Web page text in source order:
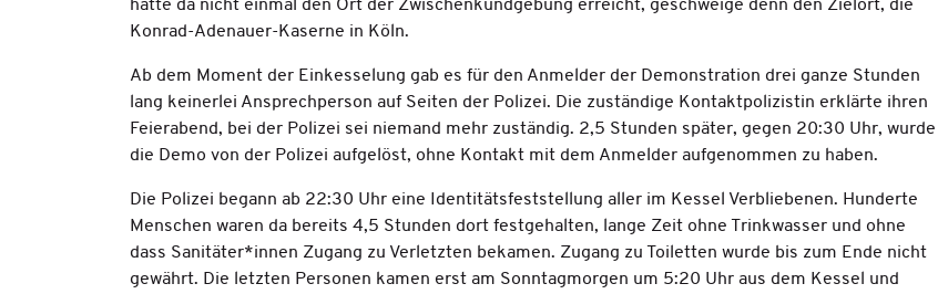
hatte da nicht einmal den Ort der Zwischenkundgebung erreicht, geschweige denn den Zielort, die
Konrad-Adenauer-Kaserne in Köln.
Ab dem Moment der Einkesselung gab es für den Anmelder der Demonstration drei ganze Stunden
lang keinerlei Ansprechperson auf Seiten der Polizei. Die zuständige Kontaktpolizistin erklärte ihren
Feierabend, bei der Polizei sei niemand mehr zuständig. 2,5 Stunden später, gegen 20:30 Uhr, wurde
die Demo von der Polizei aufgelöst, ohne Kontakt mit dem Anmelder aufgenommen zu haben.
Die Polizei begann ab 22:30 Uhr eine Identitätsfeststellung aller im Kessel Verbliebenen. Hunderte
Menschen waren da bereits 4,5 Stunden dort festgehalten, lange Zeit ohne Trinkwasser und ohne
dass Sanitäter*innen Zugang zu Verletzten bekamen. Zugang zu Toiletten wurde bis zum Ende nicht
gewährt. Die letzten Personen kamen erst am Sonntagmorgen um 5:20 Uhr aus dem Kessel und